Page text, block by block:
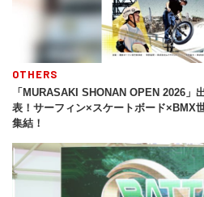
OTHERS
「MURASAKI SHONAN OPEN 2026」
表！サーフィン×スケートボード×BMX
集結！